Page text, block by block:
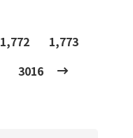
1,772
1,773
3016